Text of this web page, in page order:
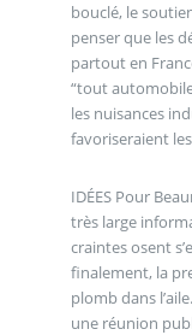
bouclé, le
penser que les
partout en
“tout
les nuisances
favoriseraient
IDÉES Pour
très large
craintes osent
finalement, la
plomb dans
une réunion